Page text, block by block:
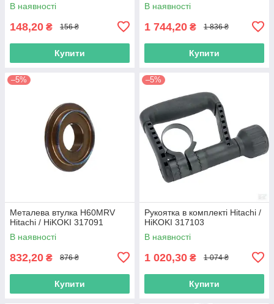
В наявності
148,20 ₴ 156 ₴
Купити
В наявності
1 744,20 ₴ 1 836 ₴
Купити
–5%
Металева втулка H60MRV
Hitachi / HiKOKI 317091
В наявності
832,20 ₴ 876 ₴
Купити
–5%
Рукоятка в комплекті Hitachi /
HiKOKI 317103
В наявності
1 020,30 ₴ 1 074 ₴
Купити